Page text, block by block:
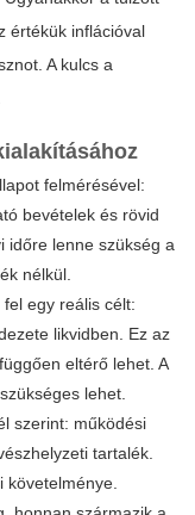
értékük inflációval
A kulcs a
felmérésével:
bevételek és rövid
időre lenne szükség a
nélkül.
fel egy reális célt:
likvidben. Ez az
eltérő lehet. A
lehet.
szerint: működési
tartalék.
követelménye.